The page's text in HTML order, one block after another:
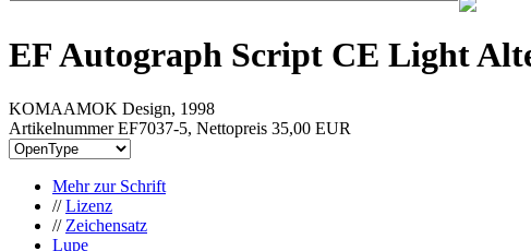
EF Autograph Script CE Light
KOMAAMOK Design, 1998
Artikelnummer EF7037-5, Nettopreis 35,00 EUR
Mehr zur Schrift
//Lizenz
// Zeichensatz
Lupe